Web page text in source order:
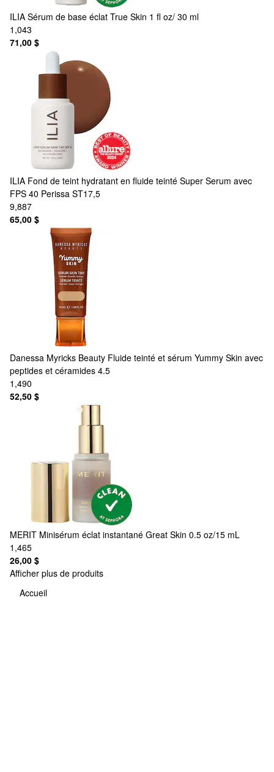
ILIA Sérum de base éclat True Skin 1 fl oz/ 30 ml
1,043
71,00 $
ILIA Fond de teint hydratant en fluide teinté Super Serum avec
FPS 40 Perissa ST17,5
9,887
65,00 $
Danessa Myricks Beauty Fluide teinté et sérum Yummy Skin avec
peptides et céramides 4.5
1,490
52,50 $
MERIT Minisérum éclat instantané Great Skin 0.5 oz/15 mL
1,465
26,00 $
Afficher plus de produits
Accueil